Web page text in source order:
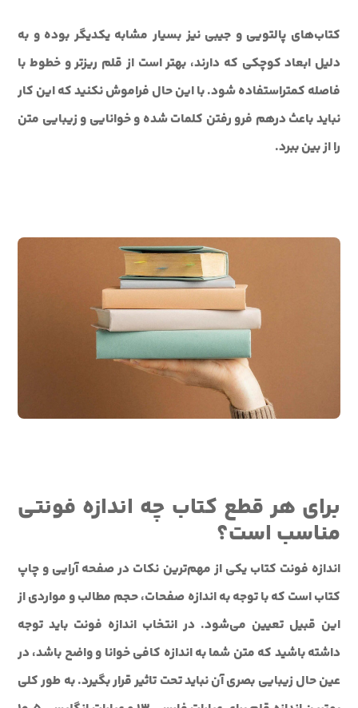
کتاب‌هاي پالتويي و جيبي نيز بسيار مشابه يکديگر بوده و به
دليل ابعاد کوچکي که دارند، بهتر است از قلم ريزتر و خطوط با
فاصله کمتراستفاده شود. با اين حال فراموش نکنيد که اين کار
نبايد باعث درهم فرو رفتن کلمات شده و خوانايي و زيبايي متن
را از بين ببرد.
برای هر قطع کتاب چه اندازه فونتی
مناسب است؟
اندازه فونت کتاب يکي از مهم‌ترين نکات در صفحه آرايي و چاپ
کتاب است که با توجه به اندازه صفحات، حجم مطالب و مواردي از
اين قبيل تعيين مي‌شود. در انتخاب اندازه فونت بايد توجه
داشته باشيد که متن شما به اندازه کافي خوانا و واضح باشد، در
عين حال زيبايي بصري آن نبايد تحت تاثير قرار بگيرد. به طور کلي